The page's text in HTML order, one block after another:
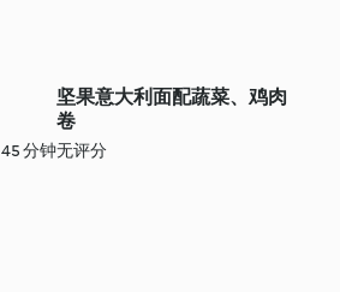
45 分钟
坚果意大利面配蔬菜、鸡肉
卷
无评分